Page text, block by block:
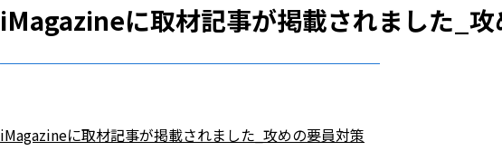
iMagazineに取材記事が掲載されました_
iMagazineに取材記事が掲載されました_攻めの要員対策